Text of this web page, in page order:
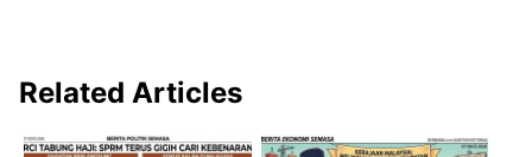
Related Articles